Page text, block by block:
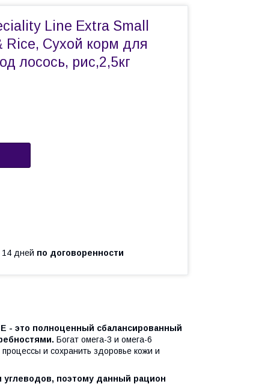
Line Extra Small
Rice, Сухой корм для
лосось, рис,2,5кг
14 дней по договоренности
- это полноценный сбалансированный
Богат омега-3 и омега-6
и сохранить здоровье кожи и
углеводов, поэтому данный рацион